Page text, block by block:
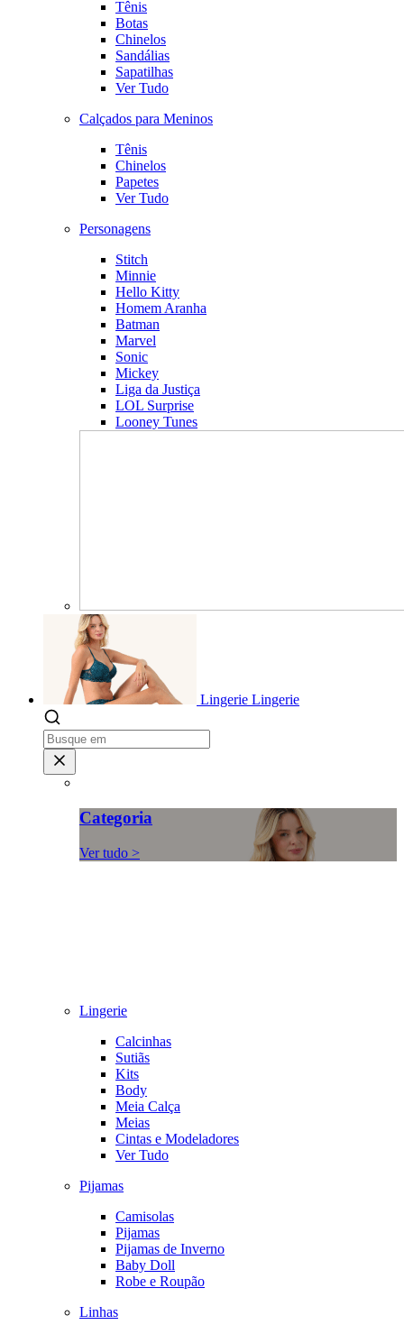
Tênis
Botas
Chinelos
Sandálias
Sapatilhas
Ver Tudo
Calçados para Meninos
Tênis
Chinelos
Papetes
Ver Tudo
Personagens
Stitch
Minnie
Hello Kitty
Homem Aranha
Batman
Marvel
Sonic
Mickey
Liga da Justiça
LOL Surprise
Looney Tunes
Lingerie Lingerie
Categoria
Ver tudo >
Lingerie
Calcinhas
Sutiãs
Kits
Body
Meia Calça
Meias
Cintas e Modeladores
Ver Tudo
Pijamas
Camisolas
Pijamas
Pijamas de Inverno
Baby Doll
Robe e Roupão
Linhas